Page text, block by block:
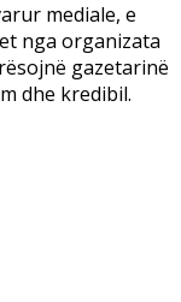
mediale, e
nga organizata
gazetarinë
dhe kredibil.